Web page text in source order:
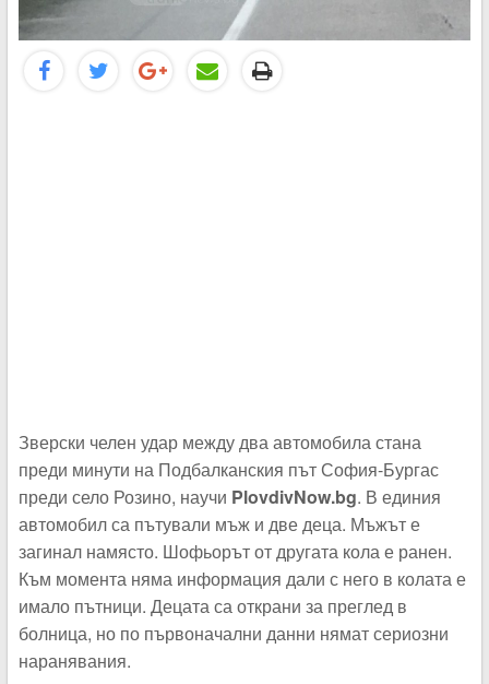
Зверски челен удар между два автомобила стана
преди минути на Подбалканския път София-Бургас
преди село Розино, научи PlovdivNow.bg. В единия
автомобил са пътували мъж и две деца. Мъжът е
загинал намясто. Шофьорът от другата кола е ранен.
Към момента няма информация дали с него в колата е
имало пътници. Децата са открани за преглед в
болница, но по първоначални данни нямат сериозни
наранявания.